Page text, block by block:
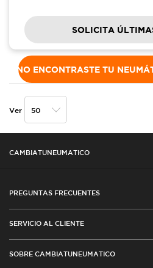
SOLICITA
NO ENCONTRASTE TU
Ver
CAMBIATUNEUMATICO
PREGUNTAS FRECUENTES
MEDIOS DE PAGO
SERVICIO AL CLIENTE
SOBRE CAMBIATUNEUMATICO